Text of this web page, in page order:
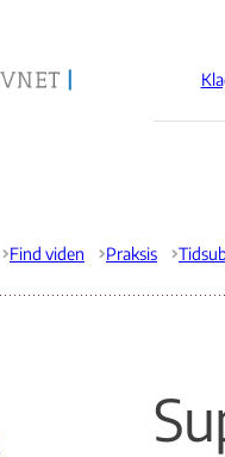
Find viden Praksis